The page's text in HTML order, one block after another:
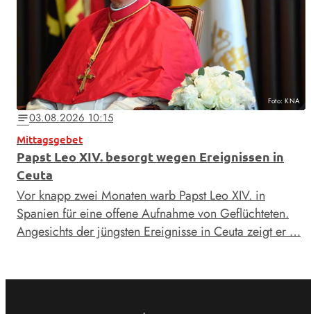
Foto: KNA
notes03.08.2026 10:15
Mittagsgebet
Papst Leo XIV. besorgt wegen Ereignissen in
Ceuta
Vor knapp zwei Monaten warb Papst Leo XIV. in
Spanien für eine offene Aufnahme von Geflüchteten.
Angesichts der jüngsten Ereignisse in Ceuta zeigt er …